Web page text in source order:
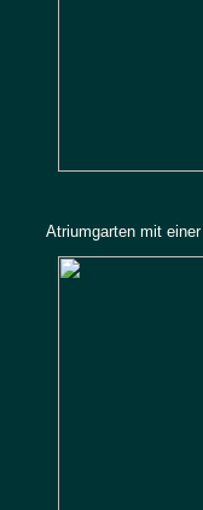
Atriumgarten mit